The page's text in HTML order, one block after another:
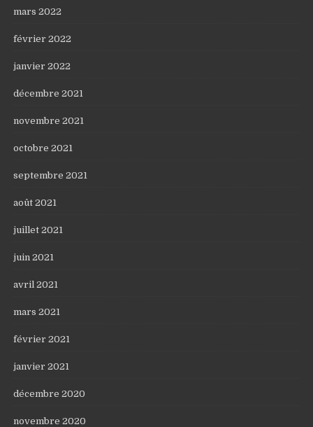
mars 2022
février 2022
janvier 2022
décembre 2021
novembre 2021
octobre 2021
septembre 2021
août 2021
juillet 2021
juin 2021
avril 2021
mars 2021
février 2021
janvier 2021
décembre 2020
novembre 2020